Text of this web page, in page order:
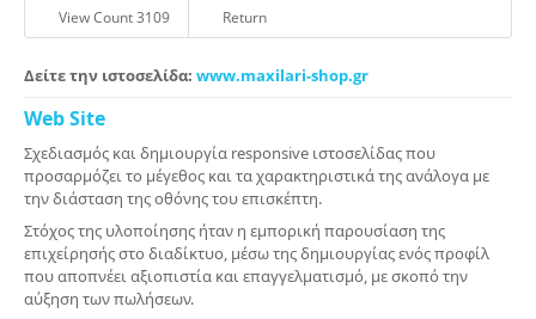
View Count 3109
Return
Δείτε την ιστοσελίδα: www.maxilari-shop.gr
Web Site
Σχεδιασμός και δημιουργία responsive ιστοσελίδας που
προσαρμόζει το μέγεθος και τα χαρακτηριστικά της ανάλογα με
την διάσταση της οθόνης του επισκέπτη.
Στόχος της υλοποίησης ήταν η εμπορική παρουσίαση της
επιχείρησής στο διαδίκτυο, μέσω της δημιουργίας ενός προφίλ
που αποπνέει αξιοπιστία και επαγγελματισμό, με σκοπό την
αύξηση των πωλήσεων.